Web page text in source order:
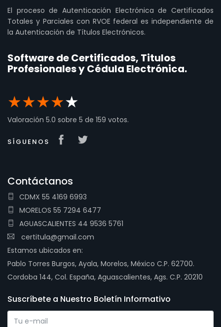
El proceso de Autenticación Electrónica de Certificados
Totales y Parciales con RVOE federal es independiente de
la Autenticación de Títulos Electrónicos.
Software de Certificados, Titulos
Profesionales y Cédula Electrónica.
★★★★★
Valoración 5.0 sobre 5 de 159 votos.
SÍGUENOS
Contáctanos
CDMX 55 4169 6993
MORELOS 55 7294 6477
AGUASCALIENTES 44 9536 5761
certitula@gmail.com
Estamos ubicados en:
Pablo Torres Burgos, Ayala, Morelos, México C.P. 62700.
Cordoba 144, Col. España, Aguascalientes, Ags. C.P. 20210
Suscríbete a Nuestro Boletín Informativo